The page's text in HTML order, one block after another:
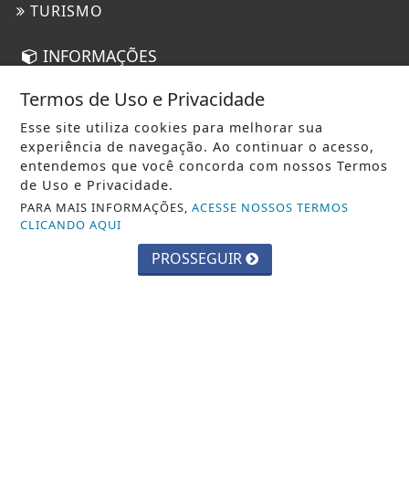
TURISMO
INFORMAÇÕES
CONTATO
PAINEL DO USUÁRIO
EXPEDIENTE
TERMOS DE USO E PRIVACIDADE
SOBRE
Termos de Uso e Privacidade
Esse site utiliza cookies para melhorar sua
experiência de navegação. Ao continuar o acesso,
entendemos que você concorda com nossos Termos
de Uso e Privacidade.
PARA MAIS INFORMAÇÕES,ACESSE NOSSOS TERMOS
CLICANDO AQUI
PROSSEGUIR